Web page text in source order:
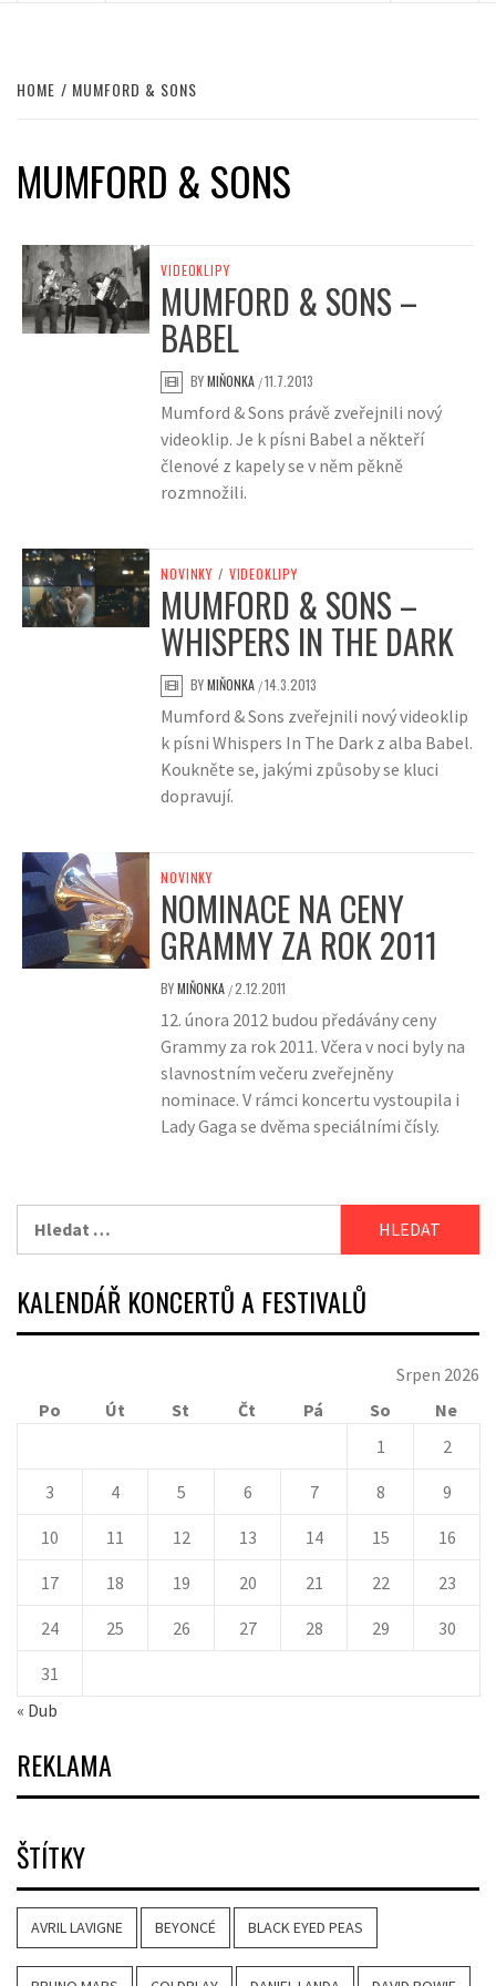
HOME MUMFORD & SONS
MUMFORD & SONS
VIDEOKLIPY
MUMFORD & SONS –
BABEL
BYMIŇONKA /11.7.2013
Mumford & Sons právě zveřejnili nový
videoklip. Je k písni Babel a někteří
členové z kapely se v něm pěkně
rozmnožili.
NOVINKY / VIDEOKLIPY
MUMFORD & SONS –
WHISPERS IN THE DARK
BYMIŇONKA /14.3.2013
Mumford & Sons zveřejnili nový videoklip
k písni Whispers In The Dark z alba Babel.
Koukněte se, jakými způsoby se kluci
dopravují.
NOVINKY
NOMINACE NA CENY
GRAMMY ZA ROK 2011
BYMIŇONKA /2.12.2011
12. února 2012 budou předávány ceny
Grammy za rok 2011. Včera v noci byly na
slavnostním večeru zveřejněny
nominace. V rámci koncertu vystoupila i
Lady Gaga se dvěma speciálními čísly.
KALENDÁŘ KONCERTŮ A FESTIVALŮ
Srpen 2026
Po
Út St Čt Pá So
Ne
1
2
3 4 5 6 7 8 9
10 11 12 13 14 15 16
17 18 19 20 21 22 23
24 25 26 27 28 29 30
31
« Dub
REKLAMA
ŠTÍTKY
AVRIL LAVIGNE BEYONCÉ BLACK EYED PEAS